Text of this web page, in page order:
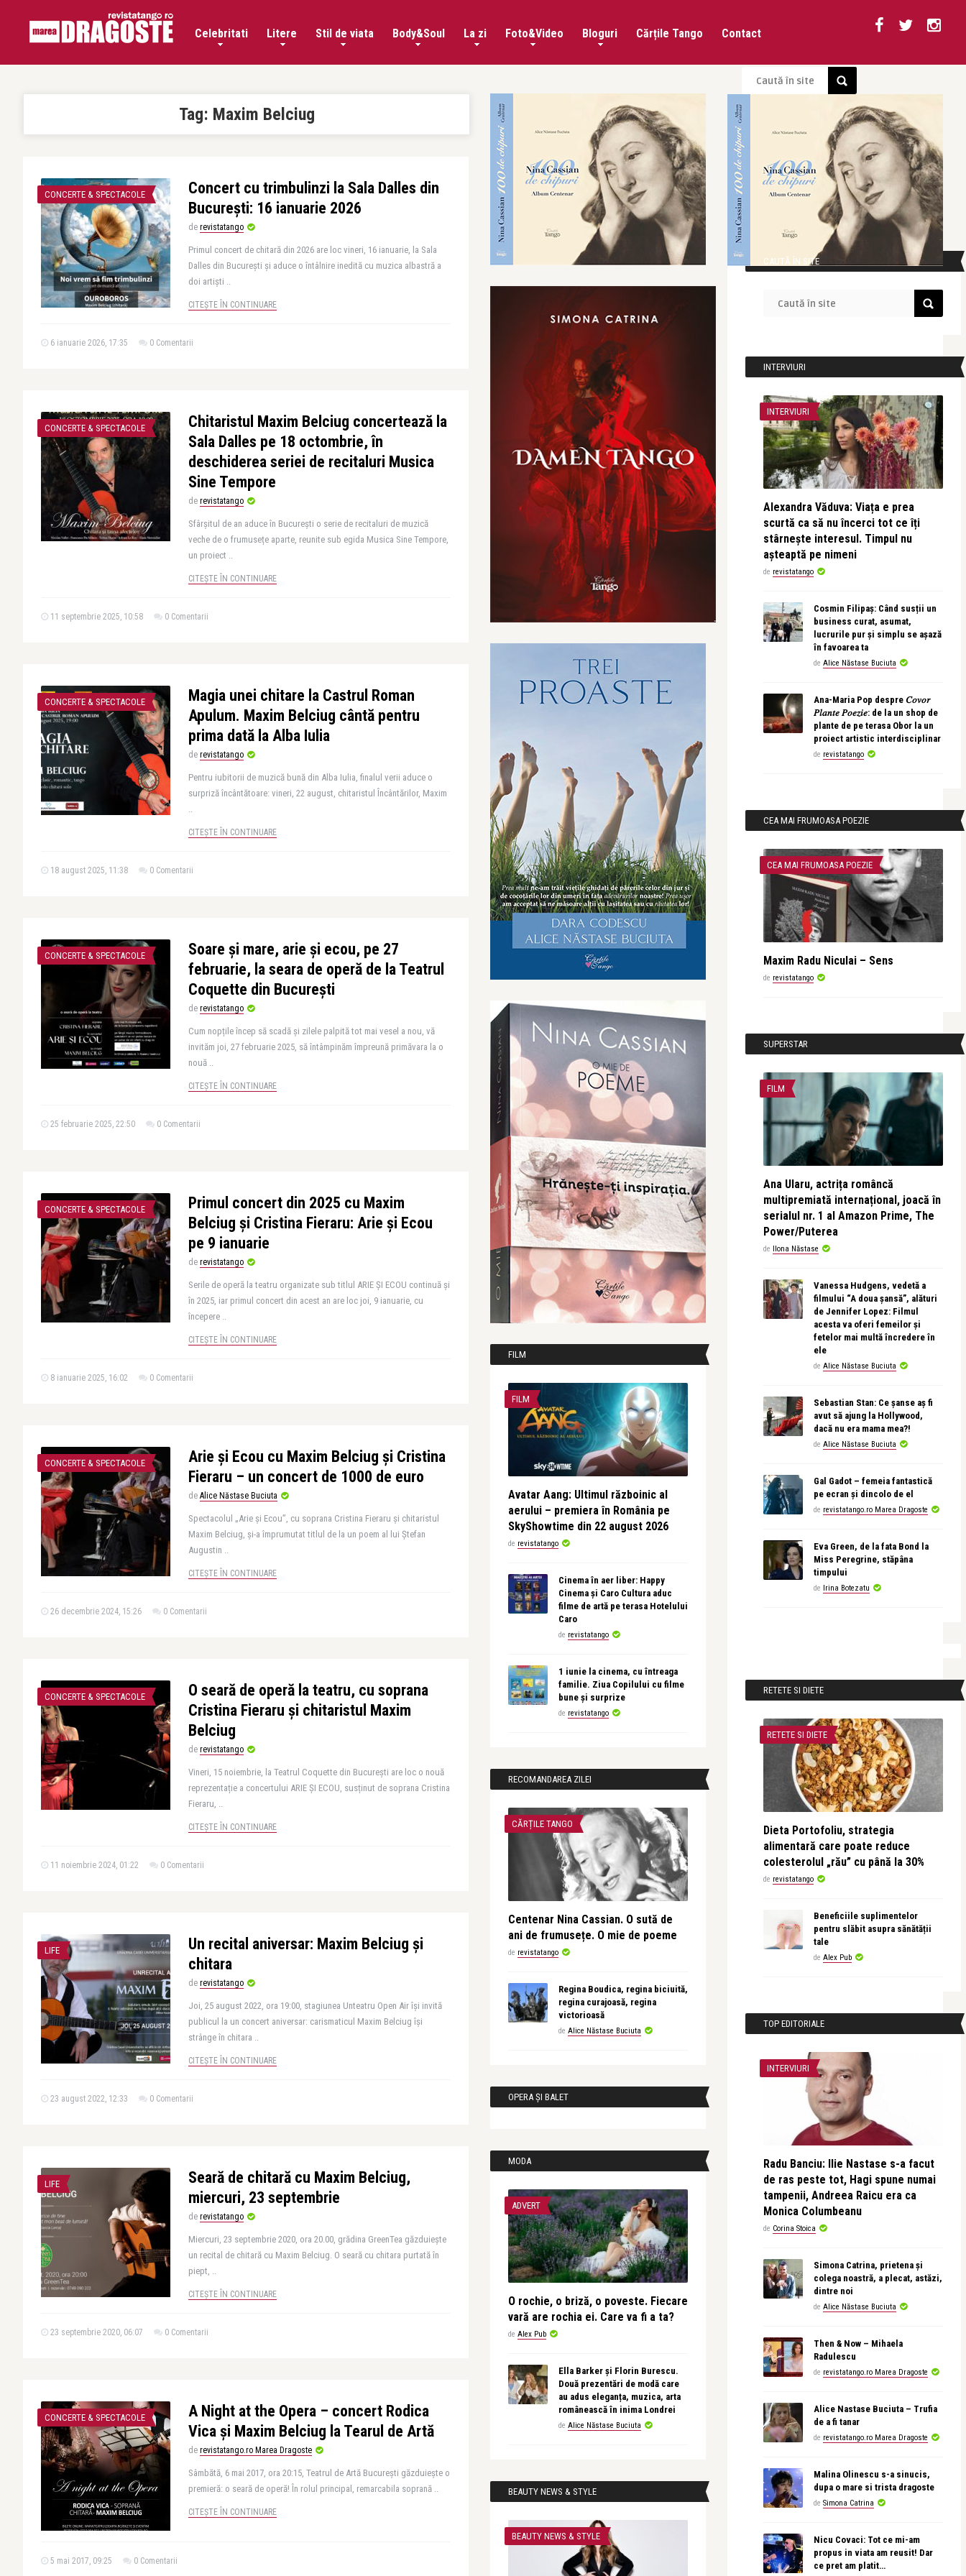
Celebritati Litere Stil de viata Body&Soul La zi Foto&Video Bloguri Cărțile Tango Contact
Tag: Maxim Belciug
CONCERTE & SPECTACOLE
Concert cu trimbulinzi la Sala Dalles din
București: 16 ianuarie 2026
de revistatango
Primul concert de chitară din 2026 are loc vineri, 16 ianuarie, la Sala
Dalles din București și aduce o întâlnire inedită cu muzica albastră a
doi artiști ..
CITEȘTE ÎN CONTINUARE
6 ianuarie 2026, 17:35 0 Comentarii
CONCERTE & SPECTACOLE
Chitaristul Maxim Belciug concertează la
Sala Dalles pe 18 octombrie, în
deschiderea seriei de recitaluri Musica
Sine Tempore
de revistatango
Sfârșitul de an aduce în București o serie de recitaluri de muzică
veche de o frumusețe aparte, reunite sub egida Musica Sine Tempore,
un proiect ..
CITEȘTE ÎN CONTINUARE
11 septembrie 2025, 10:58 0 Comentarii
CONCERTE & SPECTACOLE
Magia unei chitare la Castrul Roman
Apulum. Maxim Belciug cântă pentru
prima dată la Alba Iulia
de revistatango
Pentru iubitorii de muzică bună din Alba Iulia, finalul verii aduce o
surpriză încântătoare: vineri, 22 august, chitaristul Încântărilor, Maxim
..
CITEȘTE ÎN CONTINUARE
18 august 2025, 11:38 0 Comentarii
CONCERTE & SPECTACOLE
Soare și mare, arie și ecou, pe 27
februarie, la seara de operă de la Teatrul
Coquette din București
de revistatango
Cum nopțile încep să scadă și zilele palpită tot mai vesel a nou, vă
invităm joi, 27 februarie 2025, să întâmpinăm împreună primăvara la o
nouă ..
CITEȘTE ÎN CONTINUARE
25 februarie 2025, 22:50 0 Comentarii
CONCERTE & SPECTACOLE
Primul concert din 2025 cu Maxim
Belciug și Cristina Fieraru: Arie și Ecou
pe 9 ianuarie
de revistatango
Serile de operă la teatru organizate sub titlul ARIE ȘI ECOU continuă și
în 2025, iar primul concert din acest an are loc joi, 9 ianuarie, cu
începere ..
CITEȘTE ÎN CONTINUARE
8 ianuarie 2025, 16:02 0 Comentarii
CONCERTE & SPECTACOLE
Arie și Ecou cu Maxim Belciug și Cristina
Fieraru – un concert de 1000 de euro
de Alice Năstase Buciuta
Spectacolul „Arie și Ecou”, cu soprana Cristina Fieraru și chitaristul
Maxim Belciug, și-a împrumutat titlul de la un poem al lui Ștefan
Augustin ..
CITEȘTE ÎN CONTINUARE
26 decembrie 2024, 15:26 0 Comentarii
CONCERTE & SPECTACOLE
O seară de operă la teatru, cu soprana
Cristina Fieraru și chitaristul Maxim
Belciug
de revistatango
Vineri, 15 noiembrie, la Teatrul Coquette din București are loc o nouă
reprezentație a concertului ARIE ȘI ECOU, susținut de soprana Cristina
Fieraru, ..
CITEȘTE ÎN CONTINUARE
11 noiembrie 2024, 01:22 0 Comentarii
LIFE
Un recital aniversar: Maxim Belciug și
chitara
de revistatango
Joi, 25 august 2022, ora 19:00, stagiunea Unteatru Open Air își invită
publicul la un concert aniversar: carismaticul Maxim Belciug își
strânge în chitara ..
CITEȘTE ÎN CONTINUARE
23 august 2022, 12:33 0 Comentarii
LIFE
Seară de chitară cu Maxim Belciug,
miercuri, 23 septembrie
de revistatango
Miercuri, 23 septembrie 2020, ora 20.00, grădina GreenTea găzduiește
un recital de chitară cu Maxim Belciug. O seară cu chitara purtată în
piept, ..
CITEȘTE ÎN CONTINUARE
23 septembrie 2020, 06:07 0 Comentarii
CONCERTE & SPECTACOLE
A Night at the Opera – concert Rodica
Vica și Maxim Belciug la Tearul de Artă
de revistatango.ro Marea Dragoste
Sâmbătă, 6 mai 2017, ora 20:15, Teatrul de Artă București găzduiește o
premieră: o seară de operă! În rolul principal, remarcabila soprană ..
CITEȘTE ÎN CONTINUARE
5 mai 2017, 09:25 0 Comentarii
FILM
FILM
Avatar Aang: Ultimul războinic al
aerului – premiera în România pe
SkyShowtime din 22 august 2026
de revistatango
Cinema în aer liber: Happy
Cinema și Caro Cultura aduc
filme de artă pe terasa Hotelului
Caro
de revistatango
1 iunie la cinema, cu întreaga
familie. Ziua Copilului cu filme
bune și surprize
de revistatango
RECOMANDAREA ZILEI
CĂRȚILE TANGO
Centenar Nina Cassian. O sută de
ani de frumusețe. O mie de poeme
de revistatango
Regina Boudica, regina biciuită,
regina curajoasă, regina
victorioasă
de Alice Năstase Buciuta
OPERA ȘI BALET
MODA
ADVERT
O rochie, o briză, o poveste. Fiecare
vară are rochia ei. Care va fi a ta?
de Alex Pub
Ella Barker și Florin Burescu.
Două prezentări de modă care
au adus eleganța, muzica, arta
românească în inima Londrei
de Alice Năstase Buciuta
BEAUTY NEWS & STYLE
BEAUTY NEWS & STYLE
CAUTĂ ÎN SITE
INTERVIURI
INTERVIURI
Alexandra Văduva: Viața e prea
scurtă ca să nu încerci tot ce îți
stârnește interesul. Timpul nu
așteaptă pe nimeni
de revistatango
Cosmin Filipaș: Când susții un
business curat, asumat,
lucrurile pur și simplu se așază
în favoarea ta
de Alice Năstase Buciuta
Ana-Maria Pop despre 𝐶𝑜𝑣𝑜𝑟
𝑃𝑙𝑎𝑛𝑡𝑒 𝑃𝑜𝑒𝑧𝑖𝑒: de la un shop de
plante de pe terasa Obor la un
proiect artistic interdisciplinar
de revistatango
CEA MAI FRUMOASA POEZIE
CEA MAI FRUMOASA POEZIE
Maxim Radu Niculai – Sens
de revistatango
SUPERSTAR
FILM
Ana Ularu, actrița româncă
multipremiată internațional, joacă în
serialul nr. 1 al Amazon Prime, The
Power/Puterea
de Ilona Năstase
Vanessa Hudgens, vedetă a
filmului “A doua șansă”, alături
de Jennifer Lopez: Filmul
acesta va oferi femeilor și
fetelor mai multă încredere în
ele
de Alice Năstase Buciuta
Sebastian Stan: Ce șanse aș fi
avut să ajung la Hollywood,
dacă nu era mama mea?!
de Alice Năstase Buciuta
Gal Gadot – femeia fantastică
pe ecran și dincolo de el
de revistatango.ro Marea Dragoste
Eva Green, de la fata Bond la
Miss Peregrine, stăpâna
timpului
de Irina Botezatu
RETETE SI DIETE
RETETE SI DIETE
Dieta Portofoliu, strategia
alimentară care poate reduce
colesterolul „rău” cu până la 30%
de revistatango
Beneficiile suplimentelor
pentru slăbit asupra sănătății
tale
de Alex Pub
TOP EDITORIALE
INTERVIURI
Radu Banciu: Ilie Nastase s-a facut
de ras peste tot, Hagi spune numai
tampenii, Andreea Raicu era ca
Monica Columbeanu
de Corina Stoica
Simona Catrina, prietena și
colega noastră, a plecat, astăzi,
dintre noi
de Alice Năstase Buciuta
Then & Now – Mihaela
Radulescu
de revistatango.ro Marea Dragoste
Alice Nastase Buciuta – Trufia
de a fi tanar
de revistatango.ro Marea Dragoste
Malina Olinescu s-a sinucis,
dupa o mare si trista dragoste
de Simona Catrina
Nicu Covaci: Tot ce mi-am
propus in viata am reusit! Dar
ce pret am platit…